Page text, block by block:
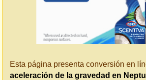
Esta página presenta conversión en
aceleración de la gravedad en